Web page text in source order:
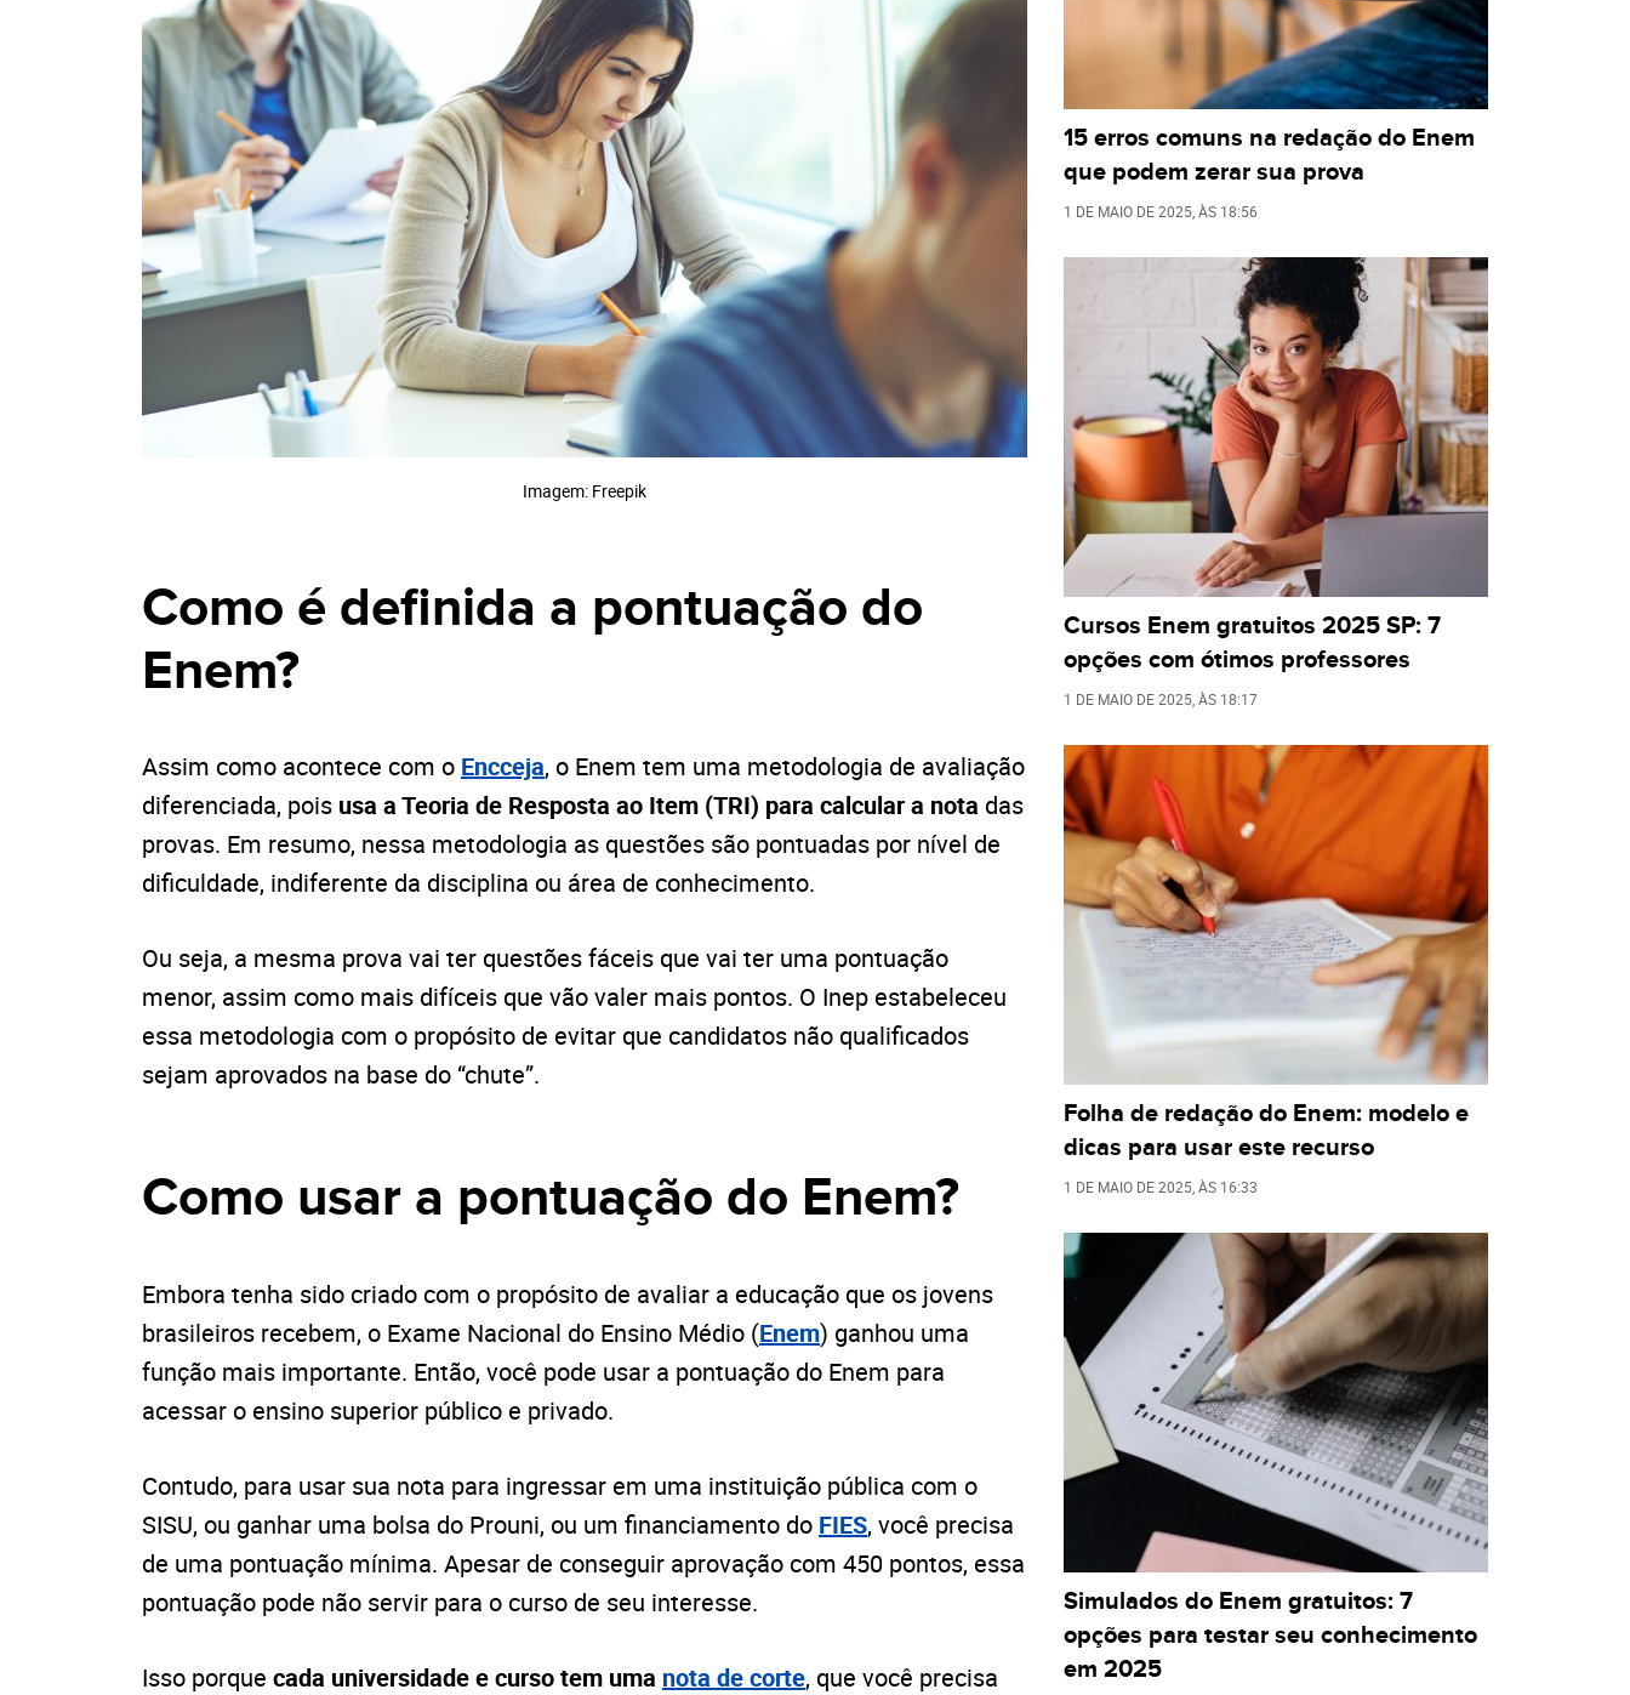
Imagem: Freepik
Como é definida a pontuação do
Enem?
Assim como acontece com o Encceja, o Enem tem uma metodologia de avaliação
diferenciada, pois usa a Teoria de Resposta ao Item (TRI) para calcular a nota das
provas. Em resumo, nessa metodologia as questões são pontuadas por nível de
dificuldade, indiferente da disciplina ou área de conhecimento.
Ou seja, a mesma prova vai ter questões fáceis que vai ter uma pontuação
menor, assim como mais difíceis que vão valer mais pontos. O Inep estabeleceu
essa metodologia com o propósito de evitar que candidatos não qualificados
sejam aprovados na base do “chute”.
Como usar a pontuação do Enem?
Embora tenha sido criado com o propósito de avaliar a educação que os jovens
brasileiros recebem, o Exame Nacional do Ensino Médio (Enem) ganhou uma
função mais importante. Então, você pode usar a pontuação do Enem para
acessar o ensino superior público e privado.
Contudo, para usar sua nota para ingressar em uma instituição pública com o
SISU, ou ganhar uma bolsa do Prouni, ou um financiamento do FIES, você precisa
de uma pontuação mínima. Apesar de conseguir aprovação com 450 pontos, essa
pontuação pode não servir para o curso de seu interesse.
Isso porque cada universidade e curso tem uma nota de corte, que você precisa
15 erros comuns na redação do Enem
que podem zerar sua prova
1 DE MAIO DE 2025 , ÀS 18:56
Cursos Enem gratuitos 2025 SP: 7
opções com ótimos professores
1 DE MAIO DE 2025 , ÀS 18:17
Folha de redação do Enem: modelo e
dicas para usar este recurso
1 DE MAIO DE 2025 , ÀS 16:33
Simulados do Enem gratuitos: 7
opções para testar seu conhecimento
em 2025